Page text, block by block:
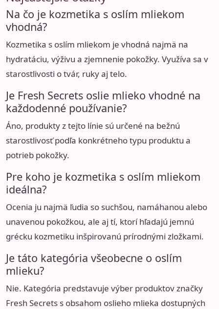
Na čo je kozmetika s oslím mliekom
vhodná?
Kozmetika s oslím mliekom je vhodná najmä na
hydratáciu, výživu a zjemnenie pokožky. Využíva sa v
starostlivosti o tvár, ruky aj telo.
Je Fresh Secrets oslie mlieko vhodné na
každodenné používanie?
Áno, produkty z tejto línie sú určené na bežnú
starostlivosť podľa konkrétneho typu produktu a
potrieb pokožky.
Pre koho je kozmetika s oslím mliekom
ideálna?
Ocenia ju najmä ľudia so suchšou, namáhanou alebo
unavenou pokožkou, ale aj tí, ktorí hľadajú jemnú
grécku kozmetiku inšpirovanú prírodnými zložkami.
Je táto kategória všeobecne o oslím
mlieku?
Nie. Kategória predstavuje výber produktov značky
Fresh Secrets s obsahom oslieho mlieka dostupných